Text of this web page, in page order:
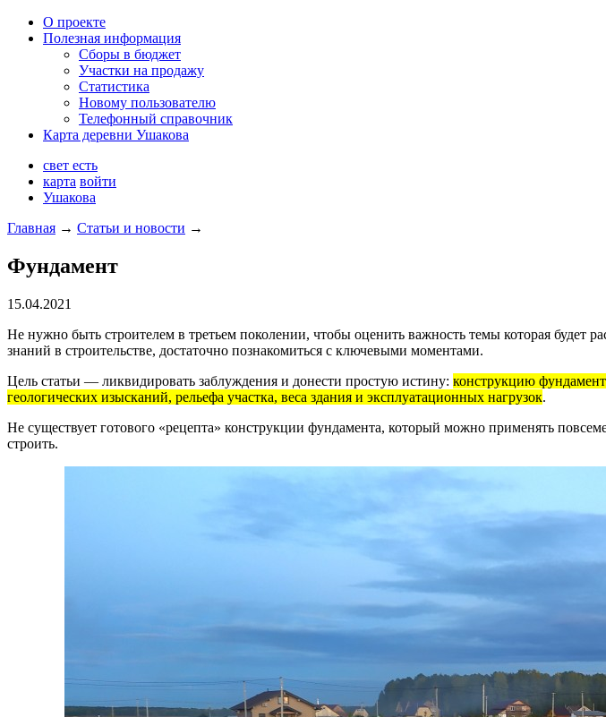
О проекте
Полезная информация
Сборы в бюджет
Участки на продажу
Статистика
Новому пользователю
Телефонный справочник
Карта деревни Ушакова
свет есть
карта войти
Ушакова
Главная → Статьи и новости →
Фундамент
15.04.2021
Не нужно быть строителем в третьем поколении, чтобы оценить важность темы которая будет
знаний в строительстве, достаточно познакомиться с ключевыми моментами.
Цель статьи — ликвидировать заблуждения и донести простую истину: конструкцию
геологических изысканий, рельефа участка, веса здания и эксплуатационных нагрузок.
Не существует готового «рецепта» конструкции фундамента, который можно применять
строить.